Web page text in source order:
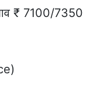
₹ 7100/7350